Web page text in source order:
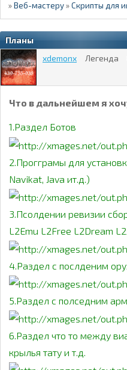
»Веб-мастеру »Скрипты для
Планы
xdemonx Легенда
Что в дальнейшем я
1.Раздел Ботов
2.Прогграмы для
Navikat, Java ит.д.)
3.Псолдении ревизии
L2Emu L2Free L2Dream
4.Раздел с послденим
5.Раздел с полседним
6.Раздел что то между
крылья тату и т.д.